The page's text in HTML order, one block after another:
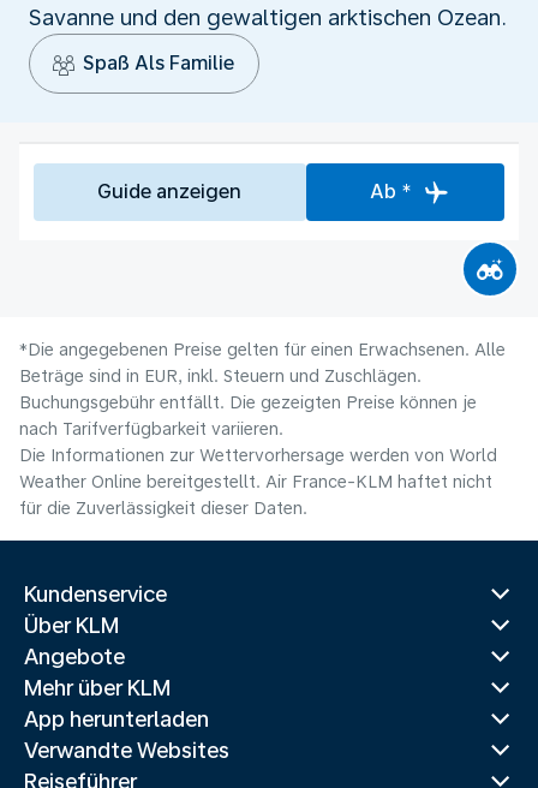
Savanne und den gewaltigen arktischen Ozean.
Spaß Als Familie
Guide anzeigen Ab *
*Die angegebenen Preise gelten für einen Erwachsenen. Alle
Beträge sind in EUR, inkl. Steuern und Zuschlägen.
Buchungsgebühr entfällt. Die gezeigten Preise können je
nach Tarifverfügbarkeit variieren.
Die Informationen zur Wettervorhersage werden von World
Weather Online bereitgestellt. Air France-KLM haftet nicht
für die Zuverlässigkeit dieser Daten.
Kundenservice
Über KLM
Angebote
Mehr über KLM
App herunterladen
Verwandte Websites
Reiseführer